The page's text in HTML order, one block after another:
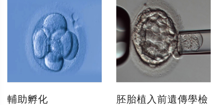
輔助孵化
胚胎植入前遺傳學檢